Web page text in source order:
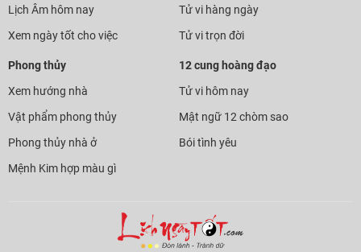
Lịch Âm hôm nay
Xem ngày tốt cho việc
Tử vi hàng ngày
Tử vi trọn đời
Phong thủy
Xem hướng nhà
Vật phẩm phong thủy
Phong thủy nhà ở
Mệnh Kim hợp màu gì
12 cung hoàng đạo
Tử vi hôm nay
Mật ngữ 12 chòm sao
Bói tình yêu